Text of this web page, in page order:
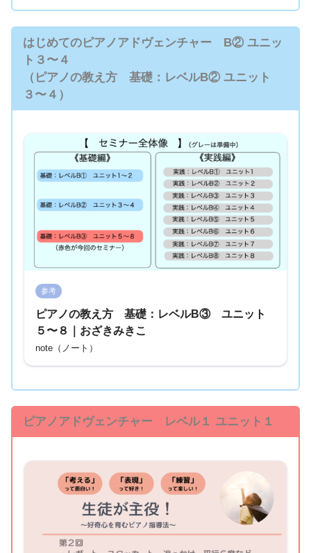
はじめてのピアノアドヴェンチャー B② ユニッ
ト３〜４
（ピアノの教え方 基礎：レベルB② ユニット
３〜４）
参考
ピアノの教え方 基礎：レベルB③ ユニット
５〜８｜おざきみきこ
note（ノート）
ピアノアドヴェンチャー レベル１ ユニット１